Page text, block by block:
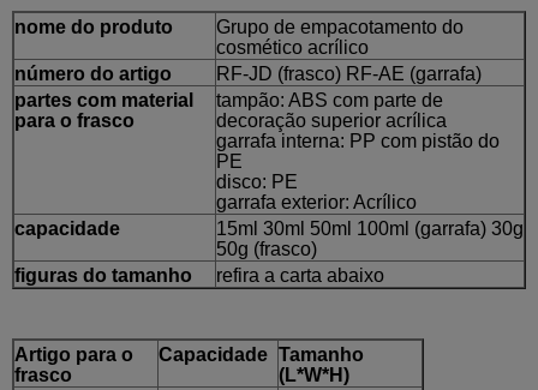
nome do produto
Grupo de empacotamento do
cosmético acrílico
número do artigo
RF-JD (frasco) RF-AE (garrafa)
partes com material
para o frasco
tampão: ABS com parte de
decoração superior acrílica
garrafa interna: PP com pistão do
PE
disco: PE
garrafa exterior: Acrílico
capacidade
15ml 30ml 50ml 100ml (garrafa) 30g
50g (frasco)
figuras do tamanho
refira a carta abaixo
Artigo para o
frasco
Capacidade Tamanho
(L*W*H)